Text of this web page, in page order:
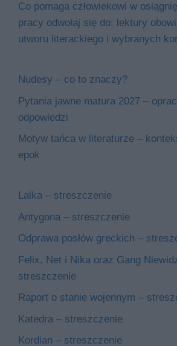
Co pomaga człowiekowi w
pracy odwołaj się do: lektury
utworu literackiego i wybranych
Nudesy – co to znaczy?
Pytania jawne matura 2027 –
odpowiedzi
Motyw tańca w literaturze –
epok
Lalka – streszczenie
Antygona – streszczenie
Odprawa posłów greckich –
Felix, Net i Nika oraz Gang
streszczenie
Raport o stanie wojennym –
Katedra – streszczenie
Kordian – streszczenie